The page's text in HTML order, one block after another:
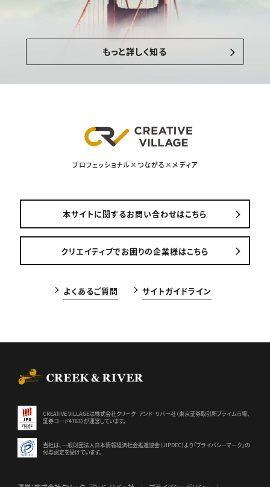
もっと詳しく知る
プロフェッショナル×つながる×メディア
本サイトに関するお問い合わせはこちら
クリエイティブでお困りの企業様はこちら
よくあるご質問 サイトガイドライン
CREATIVE VILLAGEは株式会社クリーク･アンド･リバー社（東京証券取引所プライム市場、
証券コード4763）が運営しています。
当社は、一般財団法人日本情報経済社会推進協会（JIPDEC）より 「プライバシーマーク」の
付与認定を受けています。